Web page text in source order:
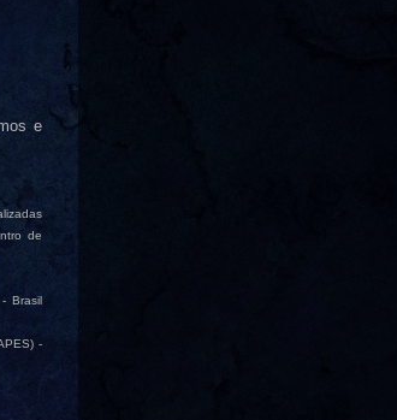
e
de
Brasil
-